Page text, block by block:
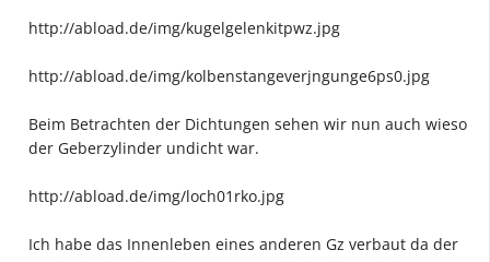
http://abload.de/img/kugelgelenkitpwz.jpg
http://abload.de/img/kolbenstangeverjngunge6ps0.jpg
Beim Betrachten der Dichtungen sehen wir nun auch wieso
der Geberzylinder undicht war.
http://abload.de/img/loch01rko.jpg
Ich habe das Innenleben eines anderen Gz verbaut da der